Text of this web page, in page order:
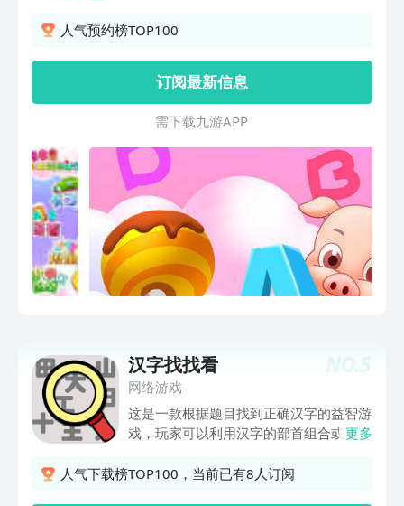
宝接受更多的新事物，让其大脑得到更全
认读字母，加深宝宝对字母的理解，为宝
宝将来接触英语做更好的铺垫，同时能够
给宝宝的思维能力和动手能力带来更好的
锻炼。多种精彩丰富的糖果色彩场景，更
有可爱的动画角色引导，让宝宝在游戏中
轻松学习字母并且有利于刺激他的大脑发
育，训练宝宝牢记字母，让宝宝以后接触
英语能够感觉轻松愉快，为了给宝宝更好
的成长赶快行动起来吧！
人气预约榜TOP100
订阅最新信息
需 下 载 九 游 A P P
NO.5
汉字找找看
网络游戏
这是一款根据题目找到正确汉字的益智游
戏，玩家可以利用汉字的部首组合或者加
规则为在给出的下列汉字中点击正确的答
更多
人气下载榜TOP100，当前已有8人订阅